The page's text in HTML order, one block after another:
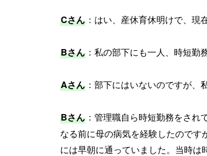
Cさん ：はい、産休育休明けで、現
Bさん ：私の部下にも一人、時短勤
Aさん ：部下にはいないのですが、
Bさん ：管理職自ら時短勤務をさ
なる前に母の病気を経験したので
には早朝に通っていました。当時